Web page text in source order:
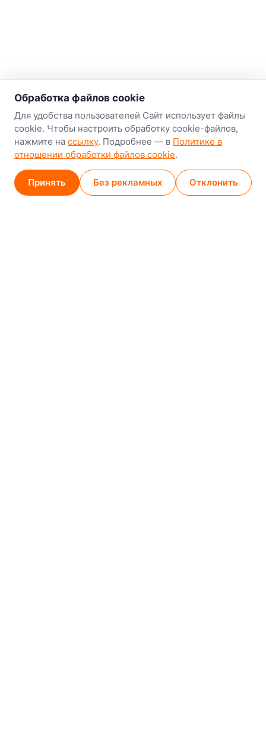
о нас
Наш склад-магазин:
Минск
8-й Путепроводный переулок, 5
GPS 53.924752, 27.489820
Карта проезда
Обработка файлов cookie
Для удобства пользователей Сайт использует файлы
cookie. Чтобы настроить обработку cookie-файлов,
нажмите на ссылку. Подробнее — в Политике в
отношении обработки файлов cookie.
Принять Без рекламных Отклонить